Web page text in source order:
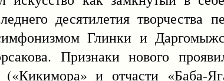
десятилетия творчества
Глинки и
Признаки нового
(«Кикимора» и отчасти «Баба-